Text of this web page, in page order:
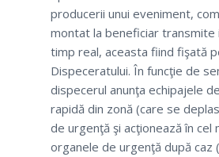
producerii unui eveniment,
montat la beneficiar transmite
timp real, aceasta fiind fişată
Dispeceratului. În funcţie de
dispecerul anunţa echipajele
rapidă din zonă (care se
de urgenţă şi acţionează în cel
organele de urgenţă după caz